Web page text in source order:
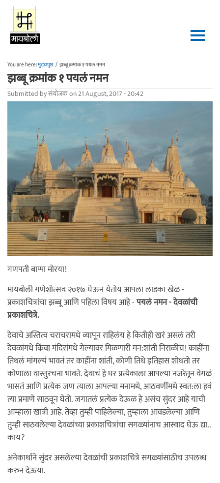
Skip to main content
You are here:मुख्यपृष्ठ / झब्बू क्रमांक १ पयलं नमन
झब्बू क्रमांक १ पयलं नमन
Submitted byसंयोजकon 21 August, 2017 - 20:42
गणपती बाप्पा मोरया!
मायबोली गणेशोत्सव २०१७ घेऊन येतोय आपला लाडका खेळ -
प्रकाशचित्रांचा झब्बू आणि पहिला विषय आहे -पयलं नमन - देवळांची
प्रकाशचित्रे.
देवाचे अस्तित्व चराचरामधे व्यापून राहिलंय हे कितीही खरं असलं तरी
देवळांमधे किंवा मंदिरांमधे गेल्यावर मिळणारी मन:शांती निराळीच! काहींना
तिथलं मांगल्यं भावतं तर काहींना शांती, कोणी तिथे इतिहास शोधतो तर
कोणाला वास्तुरचना भावते. देवाचं हे घर प्रत्येकाला आपल्या नजरेतून वेगळं
भासतं आणि प्रत्येक जण त्याला आपल्या मनामधे, आठवणींमधे स्वत:ला हवं
त्या प्रमाणे साठवून घेतो. जगातलं प्रत्येक देऊळ हे असंच सुंदर आहे याची
आम्हाला खात्री आहे. तेंव्हा तुम्ही पाहिलेल्या, तुम्हाला आवडलेल्या आणि
तुम्ही साठवलेल्या देवळांच्या प्रकाशचित्रांचा सगळ्यांनाच आस्वाद घेऊ द्या..
काय?
अनेकार्थाने सुंदर असलेल्या देवळांची प्रकाशचित्रे सगळ्यांसाठीच उपलब्ध
करुन देऊया.